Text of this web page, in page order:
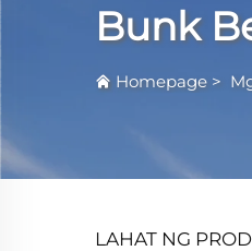
Bunk
Homepage >
LAHAT NG